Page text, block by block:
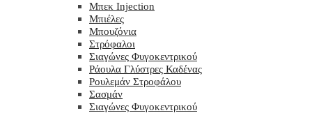
Μπεκ Injection
Μπιέλες
Μπουζόνια
Στρόφαλοι
Σιαγώνες Φυγοκεντρικού
Ράουλα Γλύστρες Καδένας
Ρουλεμάν Στροφάλου
Σασμάν
Σιαγώνες Φυγοκεντρικού